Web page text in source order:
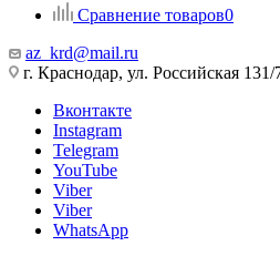
Сравнение товаров0
az_krd@mail.ru
г. Краснодар, ул. Российская 131/
Вконтакте
Instagram
Telegram
YouTube
Viber
Viber
WhatsApp